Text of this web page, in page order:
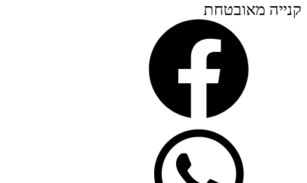
קנייה מאובטחת